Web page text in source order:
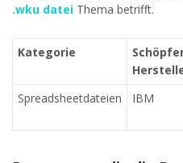
.wku datei Thema betrifft.
Kategorie
Spreadsheetdateien IBM